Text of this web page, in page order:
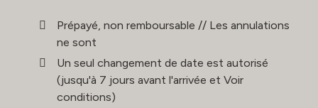
Prépayé, non remboursable // Les annulations
ne sont
Un seul changement de date est autorisé
(jusqu'à 7 jours avant l'arrivée et Voir
conditions)